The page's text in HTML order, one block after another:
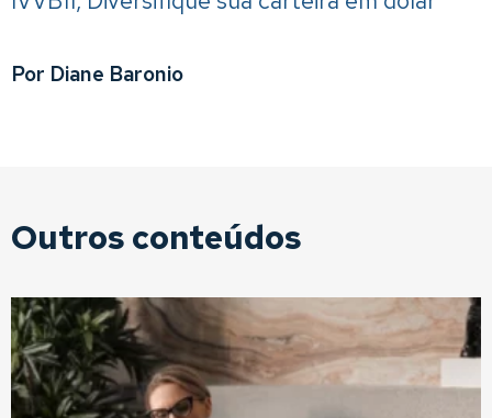
Por Diane Baronio
Outros conteúdos